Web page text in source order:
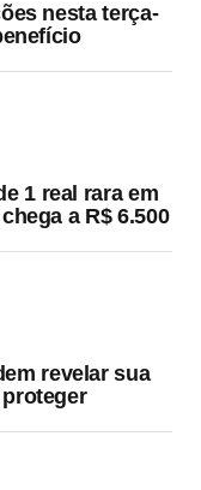
nesta terça-
1 real rara em
a R$ 6.500
revelar sua